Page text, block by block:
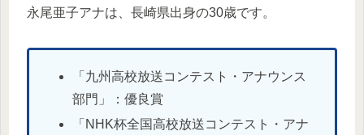
永尾亜子アナは、長崎県出身の30歳です。
「九州高校放送コンテスト・アナウンス
部門」：優良賞
「NHK杯全国高校放送コンテスト・アナ